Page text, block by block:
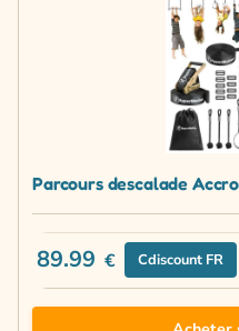
Parcours descalade
89.99 € Cdiscount FR